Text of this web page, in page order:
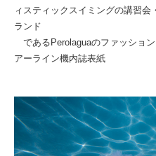
ィスティックスイミングの講習
ランド
であるPerolaguaのファッショ
アーライン機内誌表紙